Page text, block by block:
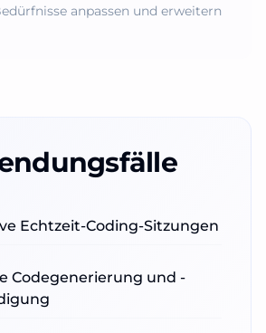
anpassen und erweitern
Echtzeit-Coding-Sitzungen
Codegenerierung und -